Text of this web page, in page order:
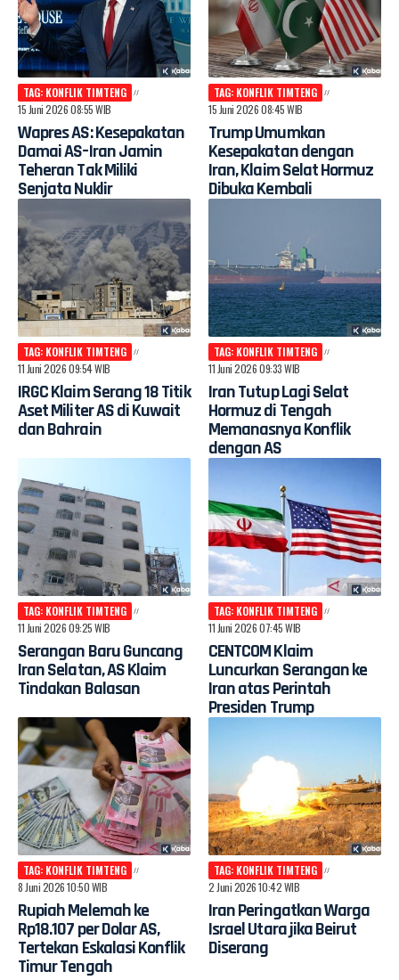
TAG: KONFLIK TIMTENG
15 Juni 2026 08:55 WIB
Wapres AS: Kesepakatan
Damai AS–Iran Jamin
Teheran Tak Miliki
Senjata Nuklir
TAG: KONFLIK TIMTENG
15 Juni 2026 08:45 WIB
Trump Umumkan
Kesepakatan dengan
Iran, Klaim Selat Hormuz
Dibuka Kembali
TAG: KONFLIK TIMTENG
11 Juni 2026 09:54 WIB
IRGC Klaim Serang 18 Titik
Aset Militer AS di Kuwait
dan Bahrain
TAG: KONFLIK TIMTENG
11 Juni 2026 09:33 WIB
Iran Tutup Lagi Selat
Hormuz di Tengah
Memanasnya Konflik
dengan AS
TAG: KONFLIK TIMTENG
11 Juni 2026 09:25 WIB
Serangan Baru Guncang
Iran Selatan, AS Klaim
Tindakan Balasan
TAG: KONFLIK TIMTENG
11 Juni 2026 07:45 WIB
CENTCOM Klaim
Luncurkan Serangan ke
Iran atas Perintah
Presiden Trump
TAG: KONFLIK TIMTENG
8 Juni 2026 10:50 WIB
Rupiah Melemah ke
Rp18.107 per Dolar AS,
Tertekan Eskalasi Konflik
Timur Tengah
TAG: KONFLIK TIMTENG
2 Juni 2026 10:42 WIB
Iran Peringatkan Warga
Israel Utara jika Beirut
Diserang